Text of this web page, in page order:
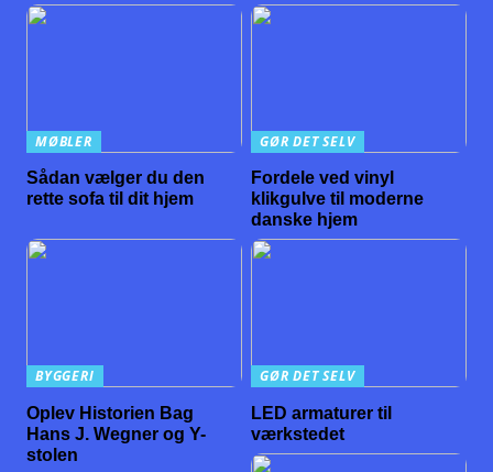
MØBLER
Sådan vælger du den
rette sofa til dit hjem
GØR DET SELV
Fordele ved vinyl
klikgulve til moderne
danske hjem
BYGGERI
Oplev Historien Bag
Hans J. Wegner og Y-
stolen
GØR DET SELV
LED armaturer til
værkstedet